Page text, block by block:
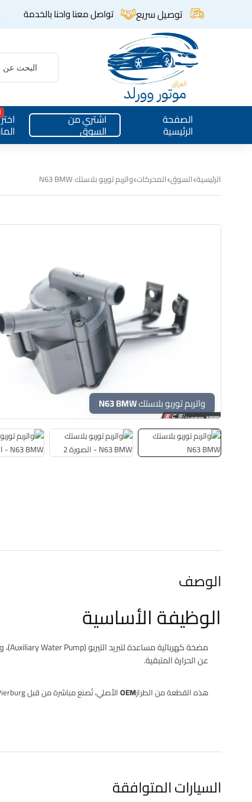
توصيل سريع تواصل معنا واحنا بالخدمة
الصفحة
الرئيسية
اشتري من
السوق
الرئيسية السوق المحركات واتربم توربو بلاستك N63 BMW
واتربم توربو بلاستك N63 BMW
الوصف
الوظيفة الأساسية
مضخة كهربائية مساعدة لتبريد التيربو
عن الحرارة المتبقية.
هذه القطعة من الطرازOEM الأصلي ، تُصنع مباشرة من قبل Pierburg وفق مواصفات BMW الأصلية وتصلح كبديل اقتصادي دون التنازل عن الجودة.
السيارات المتوافقة